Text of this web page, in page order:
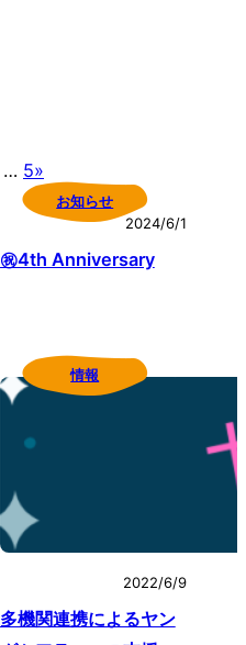
… 5»
お知らせ
2024/6/1
㊗4th Anniversary
情報
2022/6/9
多機関連携によるヤン